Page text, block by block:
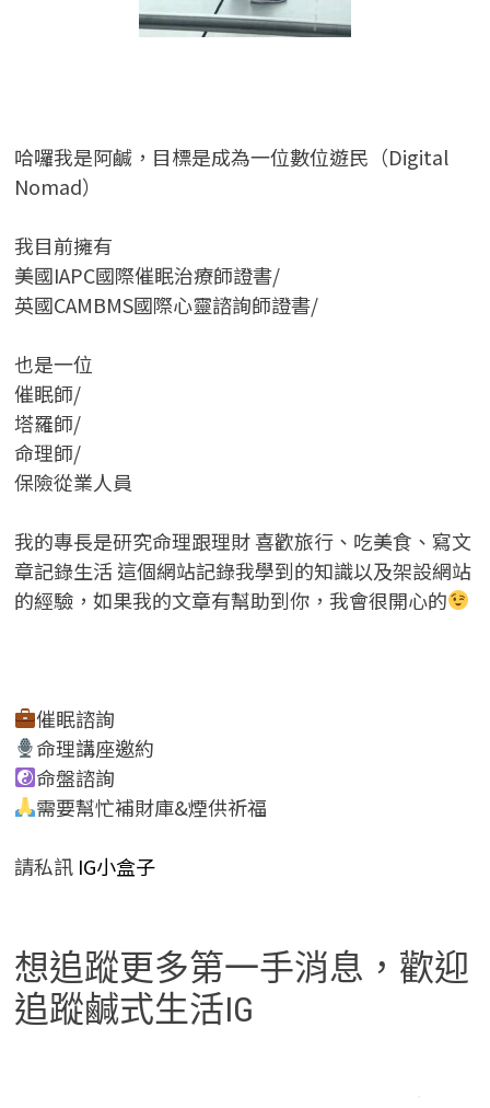
哈囉我是阿鹹，目標是成為一位數位遊民（Digital
Nomad）
我目前擁有
美國IAPC國際催眠治療師證書/
英國CAMBMS國際心靈諮詢師證書/
也是一位
催眠師/
塔羅師/
命理師/
保險從業人員
我的專長是研究命理跟理財 喜歡旅行、吃美食、寫文
章記錄生活 這個網站記錄我學到的知識以及架設網站
的經驗，如果我的文章有幫助到你，我會很開心的
催眠諮詢
命理講座邀約
命盤諮詢
需要幫忙補財庫&煙供祈福
請私訊IG小盒子
想追蹤更多第一手消息，歡迎
追蹤鹹式生活IG